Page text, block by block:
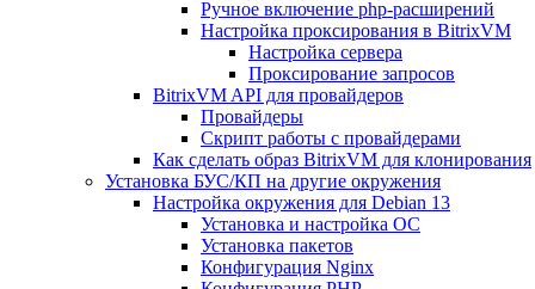
Ручное включение php-расширений
Настройка проксирования в BitrixVM
Настройка сервера
Проксирование запросов
BitrixVM API для провайдеров
Провайдеры
Скрипт работы с провайдерами
Как сделать образ BitrixVM для клонирования
Установка БУС/КП на другие окружения
Настройка окружения для Debian 13
Установка и настройка ОС
Установка пакетов
Конфигурация Nginx